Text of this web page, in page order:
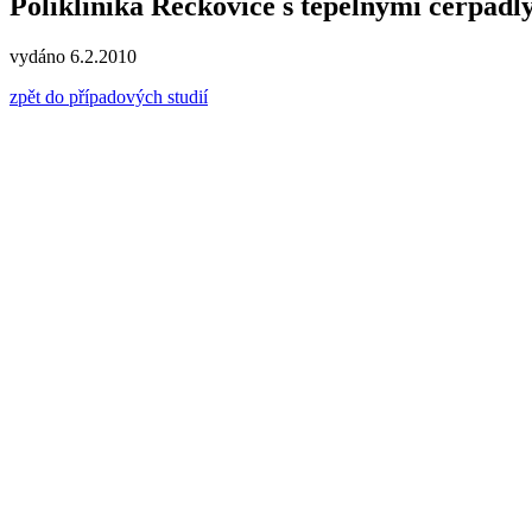
Poliklinika Řečkovice s tepelnými
vydáno 6.2.2010
zpět do případových studií